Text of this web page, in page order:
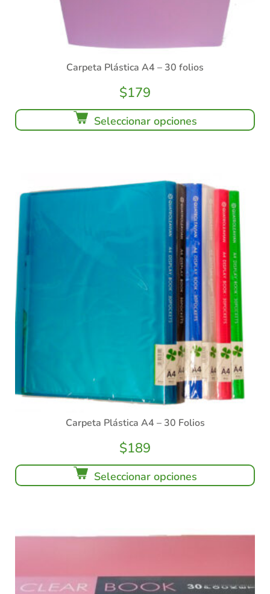
Carpeta Plástica A4 – 30 folios
$179
Seleccionar opciones
Carpeta Plástica A4 – 30 Folios
$189
Seleccionar opciones